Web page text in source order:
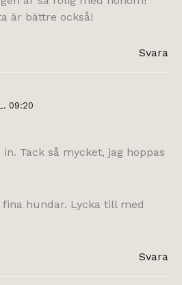
är bättre också!
Svara
09:20
Tack så mycket, jag hoppas
hundar. Lycka till med
Svara